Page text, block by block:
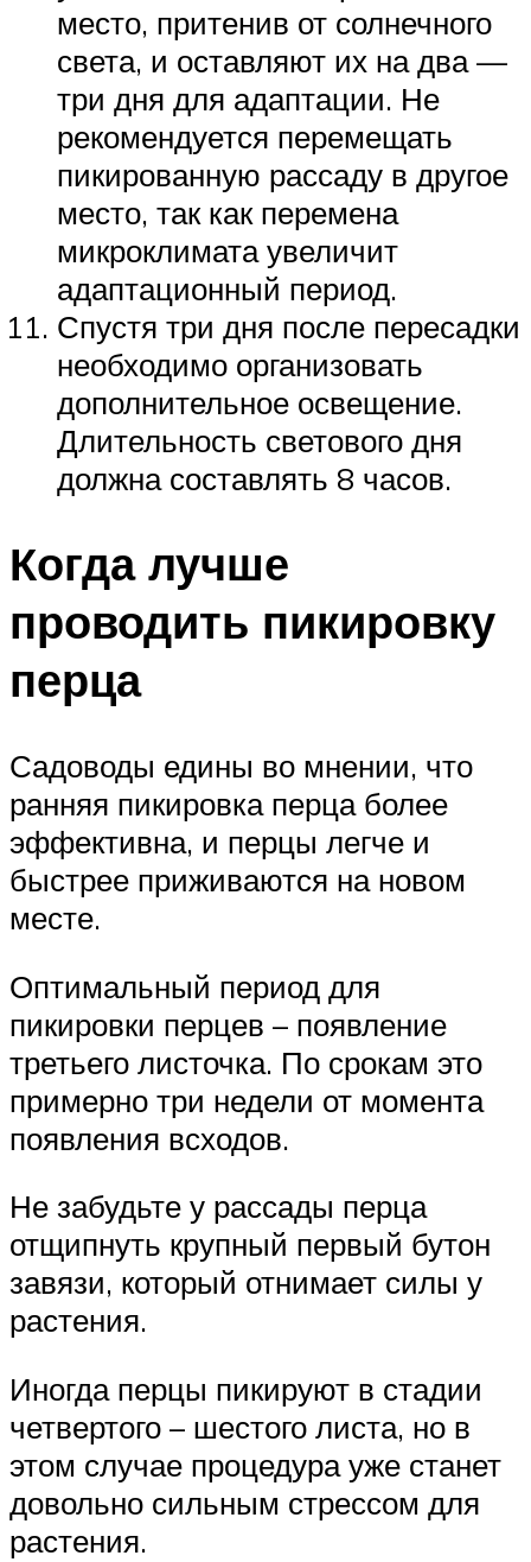
место, притенив от солнечного
света, и оставляют их на два —
три дня для адаптации. Не
рекомендуется перемещать
пикированную рассаду в другое
место, так как перемена
микроклимата увеличит
адаптационный период.
Спустя три дня после пересадки
необходимо организовать
дополнительное освещение.
Длительность светового дня
должна составлять 8 часов.
Когда лучше
проводить пикировку
перца
Садоводы едины во мнении, что
ранняя пикировка перца более
эффективна, и перцы легче и
быстрее приживаются на новом
месте.
Оптимальный период для
пикировки перцев – появление
третьего листочка. По срокам это
примерно три недели от момента
появления всходов.
Не забудьте у рассады перца
отщипнуть крупный первый бутон
завязи, который отнимает силы у
растения.
Иногда перцы пикируют в стадии
четвертого – шестого листа, но в
этом случае процедура уже станет
довольно сильным стрессом для
растения.